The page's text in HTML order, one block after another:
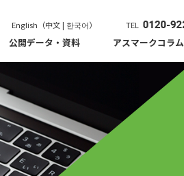
English（中文 | 한국어） TEL
公開データ・資料 アスマークコラム